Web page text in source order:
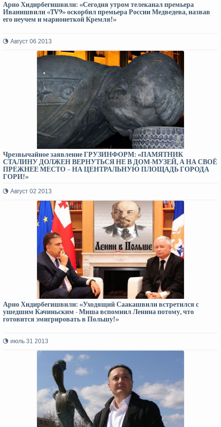
Арно Хидирбегишвили: «Сегодня утром телеканал премьера
Иванишвили «TV9» оскорбил премьера России Медведева, назвав
его неучем и марионеткой Кремля!»
Август 06 2013
Чрезвычайное заявление ГРУЗИНФОРМ: «ПАМЯТНИК
СТАЛИНУ ДОЛЖЕН ВЕРНУТЬСЯ НЕ В ДОМ-МУЗЕЙ, А НА СВОЁ
ПРЕЖНЕЕ МЕСТО – НА ЦЕНТРАЛЬНУЮ ПЛОЩАДЬ ГОРОДА
ГОРИ!»
Август 02 2013
Арно Хидирбегишвили: «Уходящий Саакашвили встретился с
ушедшим Качиньским - Миша вспомнил Ленина потому, что
готовится эмигрировать в Польшу!»
июль 31 2013